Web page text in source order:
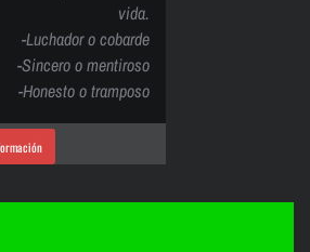
vida.
-Luchador o cobarde
-Sincero o mentiroso
-Honesto o tramposo